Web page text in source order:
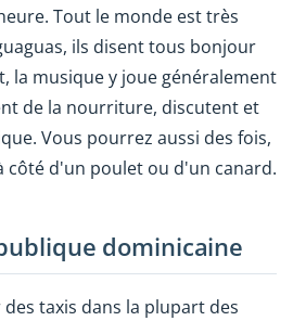
Tout le monde est très
ils disent tous bonjour
la musique y joue généralement
de la nourriture, discutent et
Vous pourrez aussi des fois,
côté d'un poulet ou d'un canard.
dominicaine
taxis dans la plupart des